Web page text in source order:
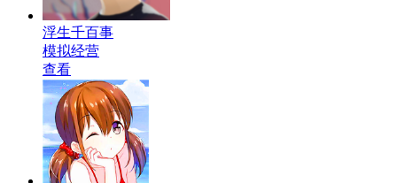
浮生千百事
模拟经营
查看